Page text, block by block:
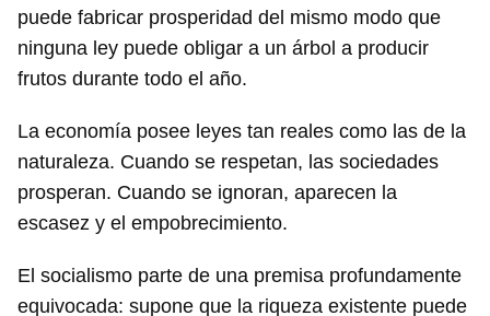
puede fabricar prosperidad del mismo modo que
ninguna ley puede obligar a un árbol a producir
frutos durante todo el año.
La economía posee leyes tan reales como las de la
naturaleza. Cuando se respetan, las sociedades
prosperan. Cuando se ignoran, aparecen la
escasez y el empobrecimiento.
El socialismo parte de una premisa profundamente
equivocada: supone que la riqueza existente puede